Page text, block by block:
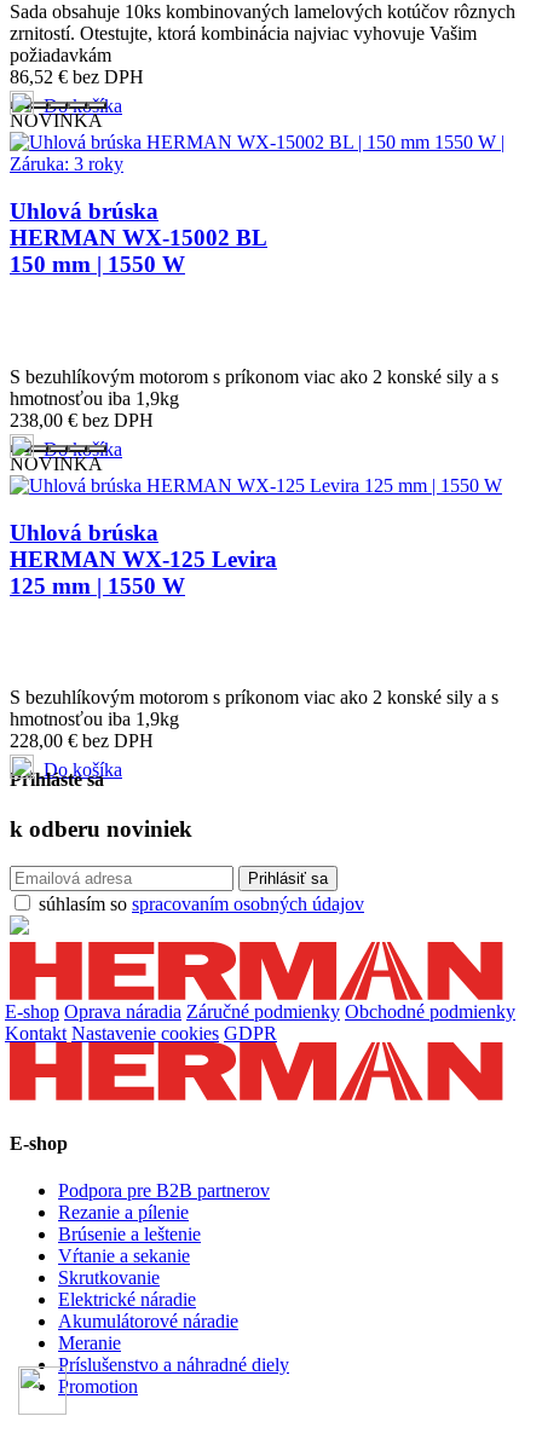
Sada obsahuje 10ks kombinovaných lamelových kotúčov rôznych
zrnitostí. Otestujte, ktorá kombinácia najviac vyhovuje Vašim
požiadavkám
86,52 € bez DPH
Do košíka
NOVINKA
Uhlová brúska
HERMAN WX-15002 BL
150 mm | 1550 W
S bezuhlíkovým motorom s príkonom viac ako 2 konské sily a s
hmotnosťou iba 1,9kg
238,00 € bez DPH
Do košíka
NOVINKA
Uhlová brúska
HERMAN WX-125 Levira
125 mm | 1550 W
S bezuhlíkovým motorom s príkonom viac ako 2 konské sily a s
hmotnosťou iba 1,9kg
228,00 € bez DPH
Do košíka
Prihláste sa
k odberu noviniek
súhlasím so spracovaním osobných údajov
E-shop Oprava náradia Záručné podmienky Obchodné podmienky
Kontakt Nastavenie cookies GDPR
E-shop
Podpora pre B2B partnerov
Rezanie a pílenie
Brúsenie a leštenie
Vŕtanie a sekanie
Skrutkovanie
Elektrické náradie
Akumulátorové náradie
Meranie
Príslušenstvo a náhradné diely
Promotion